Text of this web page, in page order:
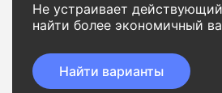
Не устраивает
найти более экономичный
Найти варианты